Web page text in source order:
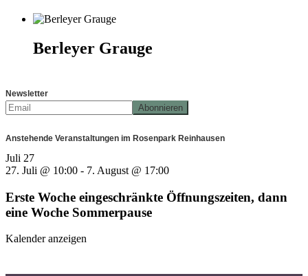
Berleyer Grauge
Newsletter
Anstehende Veranstaltungen im Rosenpark Reinhausen
Juli 27
27. Juli @ 10:00 - 7. August @ 17:00
Erste Woche eingeschränkte Öffnungszeiten, dann
eine Woche Sommerpause
Kalender anzeigen